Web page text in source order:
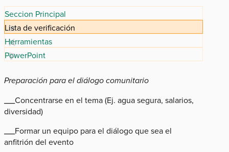
Seccion Principal
Lista de verificación
Herramientas
PowerPoint
Preparación para el diálogo comunitario
___Concentrarse en el tema (Ej. agua segura, salarios,
diversidad)
___Formar un equipo para el diálogo que sea el
anfitrión del evento